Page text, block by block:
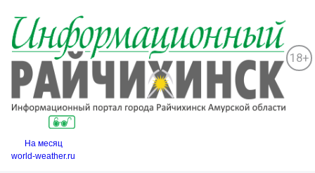
18+
На месяц
world-weather.ru